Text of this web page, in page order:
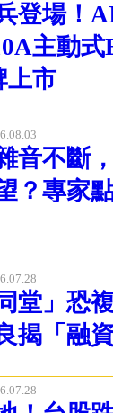
科技新
看護國
ETF布
音不斷
？專家
堂」恐
揭「融